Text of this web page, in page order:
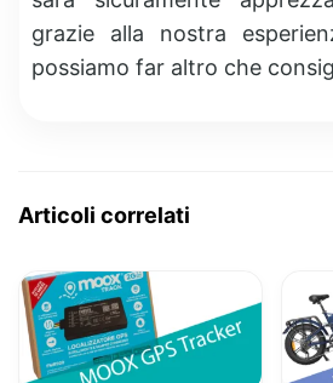
grazie alla nostra
possiamo far altro che
Articoli correlati